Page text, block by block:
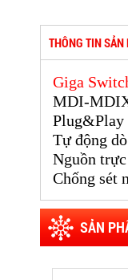
THÔNG TIN SẢN
Giga
MDI-
Plug&Play
Tự động
Nguồn
Chống sét
SẢN